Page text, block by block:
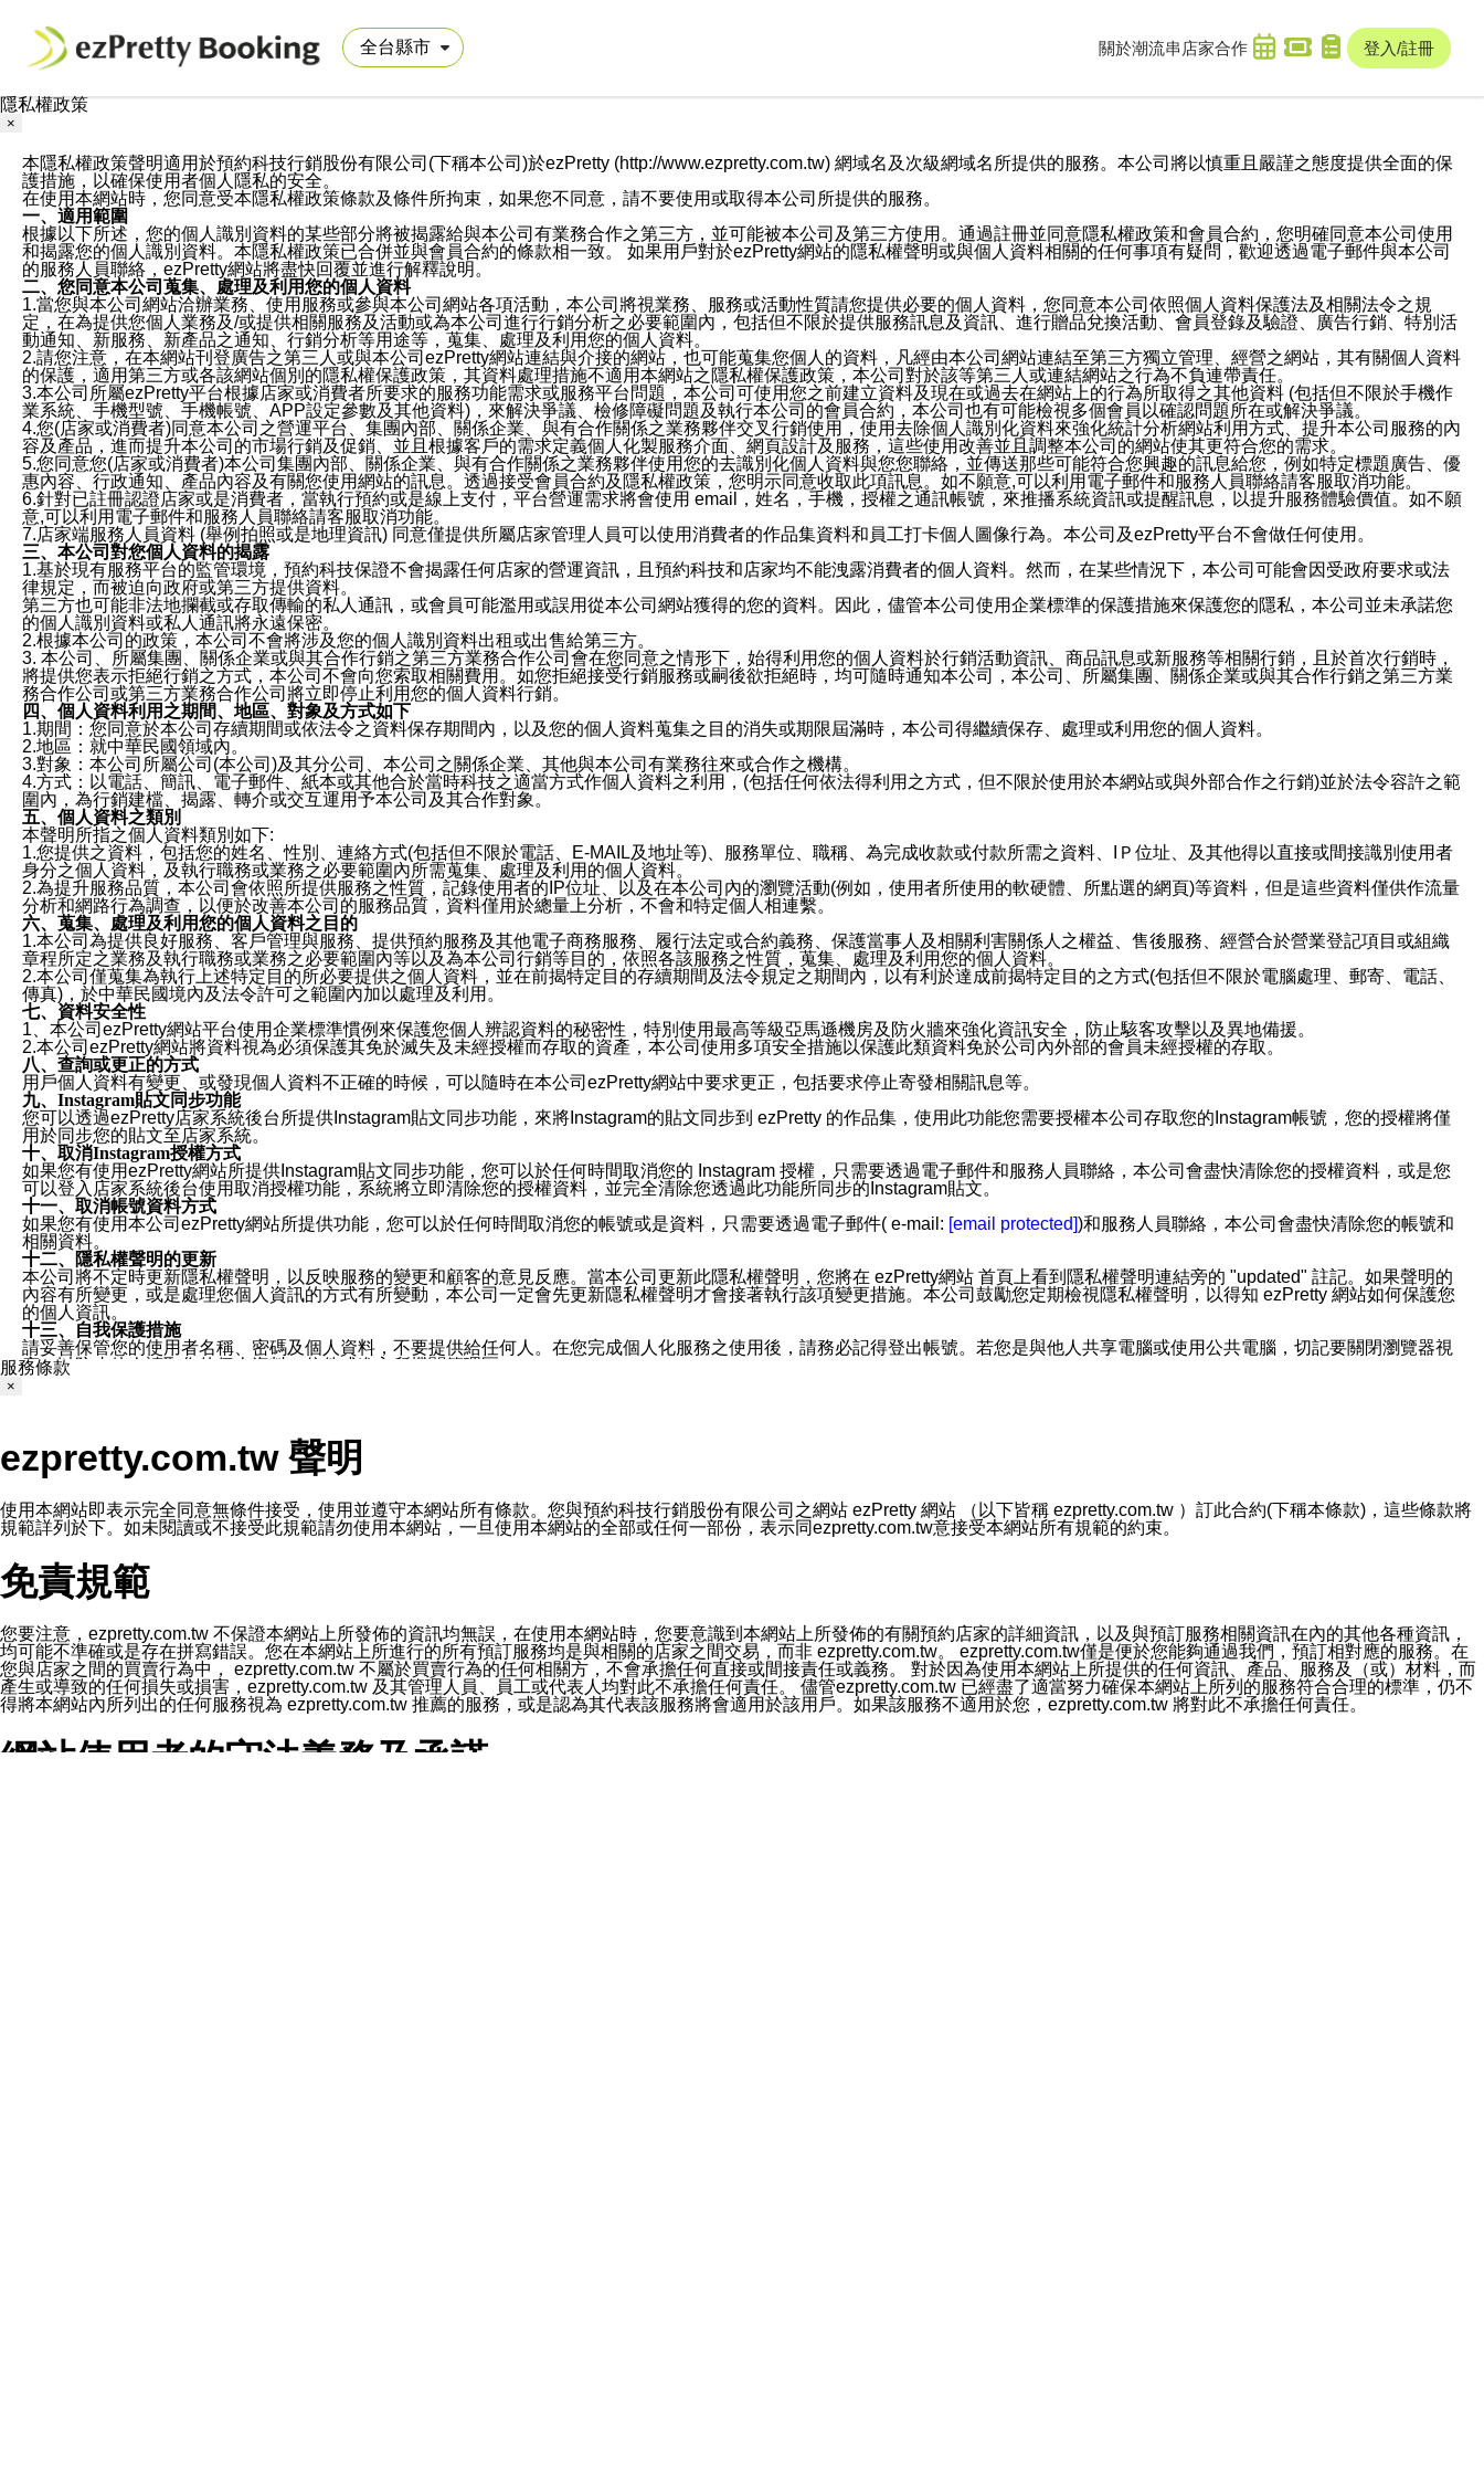
關於潮流串 店家合作 登入/註冊
隱私權政策
×
本隱私權政策聲明適用於預約科技行銷股份有限公司(下稱本公司)於ezPretty (http://www.ezpretty.com.tw) 網域名及次級網域名所提供的服務。本公司將以慎重且嚴謹之態度提供全面的保
護措施，以確保使用者個人隱私的安全。
在使用本網站時，您同意受本隱私權政策條款及條件所拘束，如果您不同意，請不要使用或取得本公司所提供的服務。
一、適用範圍
根據以下所述，您的個人識別資料的某些部分將被揭露給與本公司有業務合作之第三方，並可能被本公司及第三方使用。通過註冊並同意隱私權政策和會員合約，您明確同意本公司使用
和揭露您的個人識別資料。本隱私權政策已合併並與會員合約的條款相一致。 如果用戶對於ezPretty網站的隱私權聲明或與個人資料相關的任何事項有疑問，歡迎透過電子郵件與本公司
的服務人員聯絡，ezPretty網站將盡快回覆並進行解釋說明。
二、您同意本公司蒐集、處理及利用您的個人資料
1.當您與本公司網站洽辦業務、使用服務或參與本公司網站各項活動，本公司將視業務、服務或活動性質請您提供必要的個人資料，您同意本公司依照個人資料保護法及相關法令之規
定，在為提供您個人業務及/或提供相關服務及活動或為本公司進行行銷分析之必要範圍內，包括但不限於提供服務訊息及資訊、進行贈品兌換活動、會員登錄及驗證、廣告行銷、特別活
動通知、新服務、新產品之通知、行銷分析等用途等，蒐集、處理及利用您的個人資料。
2.請您注意，在本網站刊登廣告之第三人或與本公司ezPretty網站連結與介接的網站，也可能蒐集您個人的資料，凡經由本公司網站連結至第三方獨立管理、經營之網站，其有關個人資料
的保護，適用第三方或各該網站個別的隱私權保護政策，其資料處理措施不適用本網站之隱私權保護政策，本公司對於該等第三人或連結網站之行為不負連帶責任。
3.本公司所屬ezPretty平台根據店家或消費者所要求的服務功能需求或服務平台問題，本公司可使用您之前建立資料及現在或過去在網站上的行為所取得之其他資料 (包括但不限於手機作
業系統、手機型號、手機帳號、APP設定參數及其他資料)，來解決爭議、檢修障礙問題及執行本公司的會員合約，本公司也有可能檢視多個會員以確認問題所在或解決爭議。
4.您(店家或消費者)同意本公司之營運平台、集團內部、關係企業、與有合作關係之業務夥伴交叉行銷使用，使用去除個人識別化資料來強化統計分析網站利用方式、提升本公司服務的內
容及產品，進而提升本公司的市場行銷及促銷、並且根據客戶的需求定義個人化製服務介面、網頁設計及服務，這些使用改善並且調整本公司的網站使其更符合您的需求。
5.您同意您(店家或消費者)本公司集團內部、關係企業、與有合作關係之業務夥伴使用您的去識別化個人資料與您您聯絡，並傳送那些可能符合您興趣的訊息給您，例如特定標題廣告、優
惠內容、行政通知、產品內容及有關您使用網站的訊息。透過接受會員合約及隱私權政策，您明示同意收取此項訊息。如不願意,可以利用電子郵件和服務人員聯絡請客服取消功能。
6.針對已註冊認證店家或是消費者，當執行預約或是線上支付，平台營運需求將會使用 email，姓名，手機，授權之通訊帳號，來推播系統資訊或提醒訊息，以提升服務體驗價值。如不願
意,可以利用電子郵件和服務人員聯絡請客服取消功能。
7.店家端服務人員資料 (舉例拍照或是地理資訊) 同意僅提供所屬店家管理人員可以使用消費者的作品集資料和員工打卡個人圖像行為。本公司及ezPretty平台不會做任何使用。
三、本公司對您個人資料的揭露
1.基於現有服務平台的監管環境，預約科技保證不會揭露任何店家的營運資訊，且預約科技和店家均不能洩露消費者的個人資料。然而，在某些情況下，本公司可能會因受政府要求或法
律規定，而被迫向政府或第三方提供資料。
第三方也可能非法地攔截或存取傳輸的私人通訊，或會員可能濫用或誤用從本公司網站獲得的您的資料。因此，儘管本公司使用企業標準的保護措施來保護您的隱私，本公司並未承諾您
的個人識別資料或私人通訊將永遠保密。
2.根據本公司的政策，本公司不會將涉及您的個人識別資料出租或出售給第三方。
3. 本公司、所屬集團、關係企業或與其合作行銷之第三方業務合作公司會在您同意之情形下，始得利用您的個人資料於行銷活動資訊、商品訊息或新服務等相關行銷，且於首次行銷時，
將提供您表示拒絕行銷之方式，本公司不會向您索取相關費用。如您拒絕接受行銷服務或嗣後欲拒絕時，均可隨時通知本公司，本公司、所屬集團、關係企業或與其合作行銷之第三方業
務合作公司或第三方業務合作公司將立即停止利用您的個人資料行銷。
四、個人資料利用之期間、地區、對象及方式如下
1.期間：您同意於本公司存續期間或依法令之資料保存期間內，以及您的個人資料蒐集之目的消失或期限屆滿時，本公司得繼續保存、處理或利用您的個人資料。
2.地區：就中華民國領域內。
3.對象：本公司所屬公司(本公司)及其分公司、本公司之關係企業、其他與本公司有業務往來或合作之機構。
4.方式：以電話、簡訊、電子郵件、紙本或其他合於當時科技之適當方式作個人資料之利用，(包括任何依法得利用之方式，但不限於使用於本網站或與外部合作之行銷)並於法令容許之範
圍內，為行銷建檔、揭露、轉介或交互運用予本公司及其合作對象。
五、個人資料之類別
本聲明所指之個人資料類別如下:
1.您提供之資料，包括您的姓名、性別、連絡方式(包括但不限於電話、E-MAIL及地址等)、服務單位、職稱、為完成收款或付款所需之資料、IＰ位址、及其他得以直接或間接識別使用者
身分之個人資料，及執行職務或業務之必要範圍內所需蒐集、處理及利用的個人資料。
2.為提升服務品質，本公司會依照所提供服務之性質，記錄使用者的IP位址、以及在本公司內的瀏覽活動(例如，使用者所使用的軟硬體、所點選的網頁)等資料，但是這些資料僅供作流量
分析和網路行為調查，以便於改善本公司的服務品質，資料僅用於總量上分析，不會和特定個人相連繫。
六、蒐集、處理及利用您的個人資料之目的
1.本公司為提供良好服務、客戶管理與服務、提供預約服務及其他電子商務服務、履行法定或合約義務、保護當事人及相關利害關係人之權益、售後服務、經營合於營業登記項目或組織
章程所定之業務及執行職務或業務之必要範圍內等以及為本公司行銷等目的，依照各該服務之性質，蒐集、處理及利用您的個人資料。
2.本公司僅蒐集為執行上述特定目的所必要提供之個人資料，並在前揭特定目的存續期間及法令規定之期間內，以有利於達成前揭特定目的之方式(包括但不限於電腦處理、郵寄、電話、
傳真)，於中華民國境內及法令許可之範圍內加以處理及利用。
七、資料安全性
1、本公司ezPretty網站平台使用企業標準慣例來保護您個人辨認資料的秘密性，特別使用最高等級亞馬遜機房及防火牆來強化資訊安全，防止駭客攻擊以及異地備援。
2.本公司ezPretty網站將資料視為必須保護其免於滅失及未經授權而存取的資產，本公司使用多項安全措施以保護此類資料免於公司內外部的會員未經授權的存取。
八、查詢或更正的方式
用戶個人資料有變更、或發現個人資料不正確的時候，可以隨時在本公司ezPretty網站中要求更正，包括要求停止寄發相關訊息等。
九、Instagram貼文同步功能
您可以透過ezPretty店家系統後台所提供Instagram貼文同步功能，來將Instagram的貼文同步到 ezPretty 的作品集，使用此功能您需要授權本公司存取您的Instagram帳號，您的授權將僅
用於同步您的貼文至店家系統。
十、取消Instagram授權方式
如果您有使用ezPretty網站所提供Instagram貼文同步功能，您可以於任何時間取消您的 Instagram 授權，只需要透過電子郵件和服務人員聯絡，本公司會盡快清除您的授權資料，或是您
可以登入店家系統後台使用取消授權功能，系統將立即清除您的授權資料，並完全清除您透過此功能所同步的Instagram貼文。
十一、取消帳號資料方式
如果您有使用本公司ezPretty網站所提供功能，您可以於任何時間取消您的帳號或是資料，只需要透過電子郵件( e-mail: [email protected])和服務人員聯絡，本公司會盡快清除您的帳號和
相關資料。
十二、隱私權聲明的更新
本公司將不定時更新隱私權聲明，以反映服務的變更和顧客的意見反應。當本公司更新此隱私權聲明，您將在 ezPretty網站 首頁上看到隱私權聲明連結旁的 "updated" 註記。如果聲明的
內容有所變更，或是處理您個人資訊的方式有所變動，本公司一定會先更新隱私權聲明才會接著執行該項變更措施。本公司鼓勵您定期檢視隱私權聲明，以得知 ezPretty 網站如何保護您
的個人資訊。
十三、自我保護措施
請妥善保管您的使用者名稱、密碼及個人資料，不要提供給任何人。在您完成個人化服務之使用後，請務必記得登出帳號。若您是與他人共享電腦或使用公共電腦，切記要關閉瀏覽器視
窗，以防止他人讀取您的個人資料、信件或進入所機關管理區。
本公司/本服務將以通知型訊息傳送重要訊息給您。即使未加入本公司/本服務好友，您仍可接收到通知型訊息。
本公司/本服務傳送之通知型訊息以對您有效且重要的訊息為限，以廣告或其他目的的訊息皆不會被傳送。滿足以下三個條件者，將可收到通知型訊息。
2.該 LINE 帳號已在 LINE APP 設定中，同意接收通知型訊息。
3.LINE 帳號未封鎖傳送訊息之 LINE 官方帳號。
欲變更通知型訊息的設定，操作如下：
1.點選「主頁」＞「設定」
2.點選「隱私設定」
3.點選「提供使用資料」
5.開關「接收LINE通知型訊息」
❗️關閉「接收通知型訊息」後，將不會接收到來自任何企業官方帳號或認證官方帳號的通知型訊息。
服務條款
×
ezpretty.com.tw 聲明
使用本網站即表示完全同意無條件接受，使用並遵守本網站所有條款。您與預約科技行銷股份有限公司之網站 ezPretty 網站 （以下皆稱 ezpretty.com.tw ）訂此合約(下稱本條款)，這些條款將
規範詳列於下。如未閱讀或不接受此規範請勿使用本網站，一旦使用本網站的全部或任何一部份，表示同ezpretty.com.tw意接受本網站所有規範的約束。
免責規範
您要注意，ezpretty.com.tw 不保證本網站上所發佈的資訊均無誤，在使用本網站時，您要意識到本網站上所發佈的有關預約店家的詳細資訊，以及與預訂服務相關資訊在內的其他各種資訊，
均可能不準確或是存在拼寫錯誤。您在本網站上所進行的所有預訂服務均是與相關的店家之間交易，而非 ezpretty.com.tw。 ezpretty.com.tw僅是便於您能夠通過我們，預訂相對應的服務。在
您與店家之間的買賣行為中， ezpretty.com.tw 不屬於買賣行為的任何相關方，不會承擔任何直接或間接責任或義務。 對於因為使用本網站上所提供的任何資訊、產品、服務及（或）材料，而
產生或導致的任何損失或損害，ezpretty.com.tw 及其管理人員、員工或代表人均對此不承擔任何責任。 儘管ezpretty.com.tw 已經盡了適當努力確保本網站上所列的服務符合合理的標準，仍不
得將本網站內所列出的任何服務視為 ezpretty.com.tw 推薦的服務，或是認為其代表該服務將會適用於該用戶。如果該服務不適用於您，ezpretty.com.tw 將對此不承擔任何責任。
網站使用者的守法義務及承諾